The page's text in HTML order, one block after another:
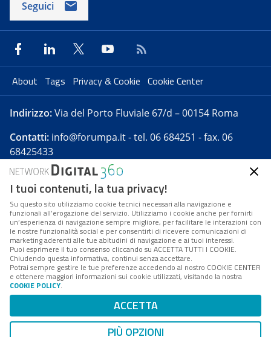
Seguici
About Tags Privacy & Cookie Cookie Center
Indirizzo:Via del Porto Fluviale 67/d – 00154 Roma
Contatti: info@forumpa.it- tel. 06 684251 - fax. 06
68425433
Forumpa.itè una pubblicazione telematica iscritta
presso Registro della stampa del Tribunale di Roma -
Reg. n. 182 del 2 maggio 2008 - Direttore resp. Michela
Stentella
FPA s.r.l. è società soggetta a Direzione e
Coordinamento da parte di Digital360 S.p.A. - FPA s.r.l.
è un'azienda certificata per il sistema di management
Codice Fiscale/Partita IVA n. 10693191008 - R.E.A. Roma
n. 1249791. ISP AWS
Mappa del sito
I tuoi contenuti, la tua privacy!
Su questo sito utilizziamo cookie tecnici necessari alla navigazione e
funzionali all’erogazione del servizio. Utilizziamo i cookie anche per fornirti
un’esperienza di navigazione sempre migliore, per facilitare le interazioni con
le nostre funzionalità social e per consentirti di ricevere comunicazioni di
marketing aderenti alle tue abitudini di navigazione e ai tuoi interessi.
Puoi esprimere il tuo consenso cliccando su ACCETTA TUTTI I COOKIE.
Chiudendo questa informativa, continui senza accettare.
Potrai sempre gestire le tue preferenze accedendo al nostro COOKIE CENTER
e ottenere maggiori informazioni sui cookie utilizzati, visitando la nostra
COOKIE POLICY.
ACCETTA
PIÙ OPZIONI